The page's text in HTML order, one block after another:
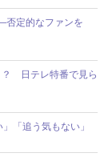
否定的なファンを
？ 日テレ特番で見ら
「追う気もない」